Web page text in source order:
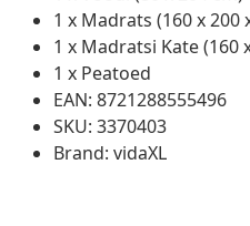
1 x Madrats (160 x 200
1 x Madratsi Kate (160
1 x Peatoed
EAN: 8721288555496
SKU: 3370403
Brand: vidaXL